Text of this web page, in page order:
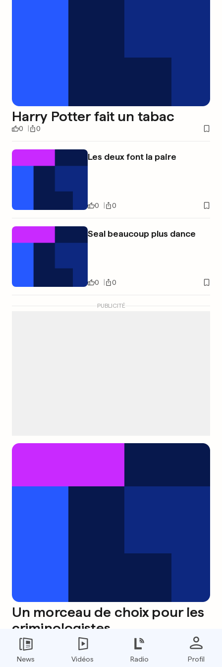
Harry Potter fait un tabac
0 0
Les deux font la paire
0 0
Seal beaucoup plus dance
0 0
PUBLICITÉ
Un morceau de choix pour les
criminologistes
0
News Vidéos Radio Profil